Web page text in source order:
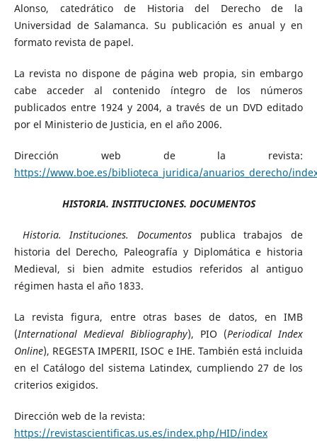
Alonso, catedrático de Historia del Derecho de la
Universidad de Salamanca. Su publicación es anual y en
formato revista de papel.
La revista no dispone de página web propia, sin embargo
cabe acceder al contenido íntegro de los números
publicados entre 1924 y 2004, a través de un DVD editado
por el Ministerio de Justicia, en el año 2006.
Dirección web de la revista:
https://www.boe.es/biblioteca_juridica/anuarios_derecho/
HISTORIA. INSTITUCIONES. DOCUMENTOS
Historia. Instituciones. Documentos publica trabajos de
historia del Derecho, Paleografía y Diplomática e historia
Medieval, si bien admite estudios referidos al antiguo
régimen hasta el año 1833.
La revista figura, entre otras bases de datos, en IMB
(International Medieval Bibliography), PIO (Periodical Index
Online), REGESTA IMPERII, ISOC e IHE. También está incluida
en el Catálogo del sistema Latindex, cumpliendo 27 de los
criterios exigidos.
Dirección web de la revista:
https://revistascientificas.us.es/index.php/HID/index